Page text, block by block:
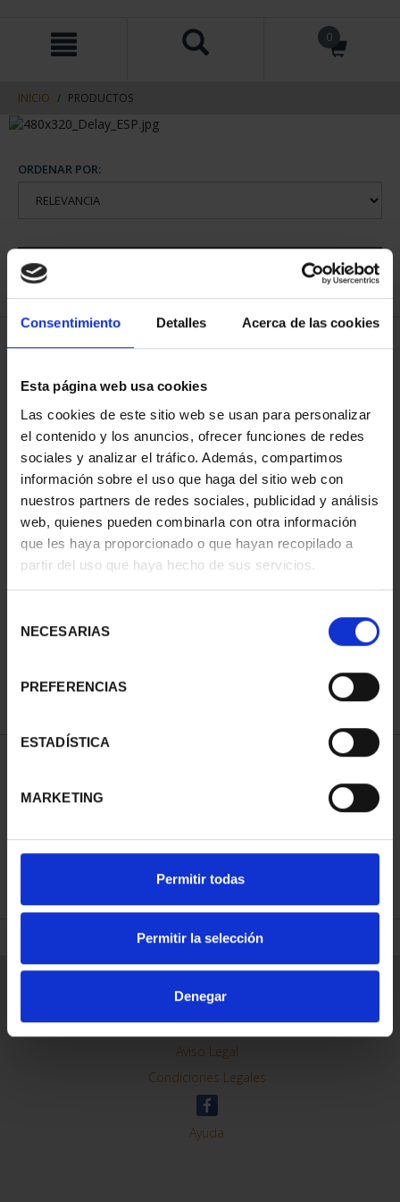
Consentimiento Detalles Acerca de las cookies
Esta página web usa cookies
Las cookies de este sitio web se usan para personalizar
el contenido y los anuncios, ofrecer funciones de redes
sociales y analizar el tráfico. Además, compartimos
información sobre el uso que haga del sitio web con
nuestros partners de redes sociales, publicidad y análisis
web, quienes pueden combinarla con otra información
que les haya proporcionado o que hayan recopilado a
partir del uso que haya hecho de sus servicios.
NECESARIAS
PREFERENCIAS
ESTADÍSTICA
MARKETING
Permitir todas
Permitir la selección
Denegar
contenido
navegacin
0
INICIO PRODUCTOS
ORDENAR POR:
1 Productos encontrados
73,00 €
REFINAR
Contacto
Preguntas Frequentes (FAQs)
Aviso Legal
Condiciones Legales
Ayuda